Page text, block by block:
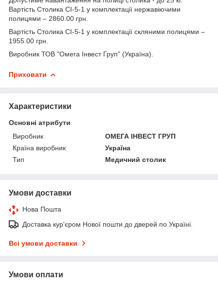
Вартість Столика СІ-5-1 у комплектації нержавіючими
полицями – 2860.00 грн.
Вартість Столика СІ-5-1 у комплектації скляними полицями –
1955.00 грн.
Виробник ТОВ "Омега Інвест Груп" (Україна).
Приховати
Характеристики
Основні атрибути
Виробник
ОМЕГА ІНВЕСТ ГРУП
Країна виробник
Україна
Тип
Медичний столик
Умови доставки
Нова Пошта
Доставка кур'єром Нової пошти до дверей по Україні.
Всі умови доставки
Умови оплати